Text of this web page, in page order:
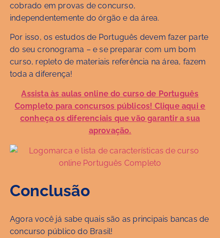
cobrado em provas de concurso,
independentemente do órgão e da área.
Por isso, os estudos de Português devem fazer parte
do seu cronograma – e se preparar com um bom
curso, repleto de materiais referência na área, fazem
toda a diferença!
Assista às aulas online do curso de Português
Completo para concursos públicos! Clique aqui e
conheça os diferenciais que vão garantir a sua
aprovação.
Conclusão
Agora você já sabe quais são as principais bancas de
concurso público do Brasil!